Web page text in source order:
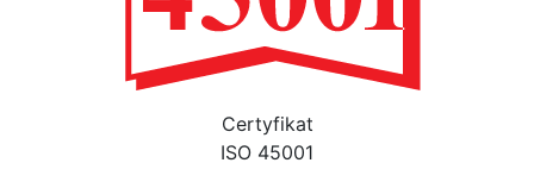
Certyfikat
ISO 45001